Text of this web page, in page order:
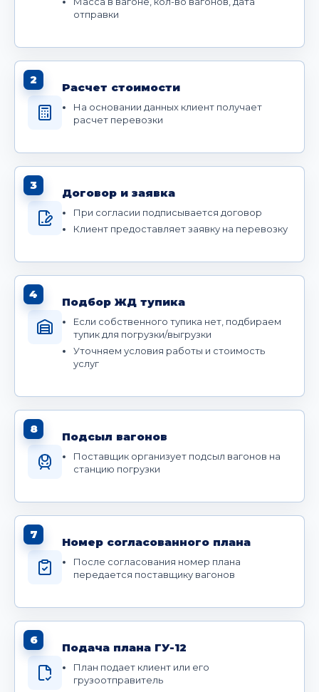
отправки
2
Расчет стоимости
На основании данных клиент получает
расчет перевозки
3
Договор и заявка
При согласии подписывается договор
Клиент предоставляет заявку на перевозку
4
Подбор ЖД тупика
Если собственного тупика нет, подбираем
тупик для погрузки/выгрузки
Уточняем условия работы и стоимость
услуг
8
Подсыл вагонов
Поставщик организует подсыл вагонов на
станцию погрузки
7
Номер согласованного плана
После согласования номер плана
передается поставщику вагонов
6
Подача плана ГУ-12
План подает клиент или его
грузоотправитель